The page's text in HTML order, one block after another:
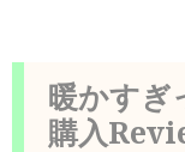
暖かすぎ
購入